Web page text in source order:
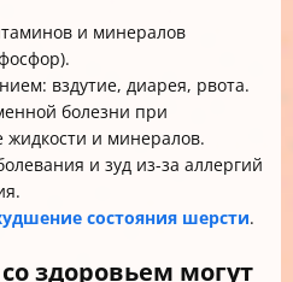
и минералов
вздутие, диарея, рвота.
болезни при
жидкости и минералов.
и зуд из-за аллергий
состояния шерсти.
здоровьем могут